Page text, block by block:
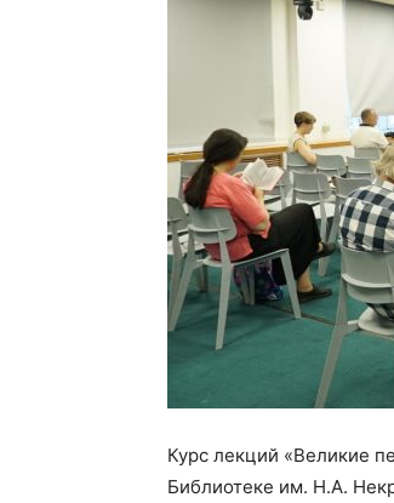
Курс лекций «Великие
Библиотеке им. Н.А.